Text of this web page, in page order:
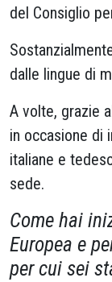
del Consiglio
dalle lingue di
A volte, grazie
in occasione di
italiane e
sede.
Come hai
Europea e
per cui sei